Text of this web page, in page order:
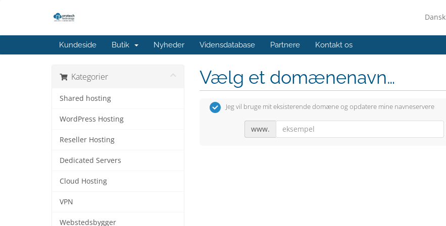
Dansk
Kundeside Butik Nyheder Vidensdatabase Partnere Kontakt os
Kategorier
Shared hosting
WordPress Hosting
Reseller Hosting
Dedicated Servers
Cloud Hosting
VPN
Webstedsbygger
Vælg et domænenavn…
Jeg vil bruge mit eksisterende domæne og opdatere mine navneservere
www.